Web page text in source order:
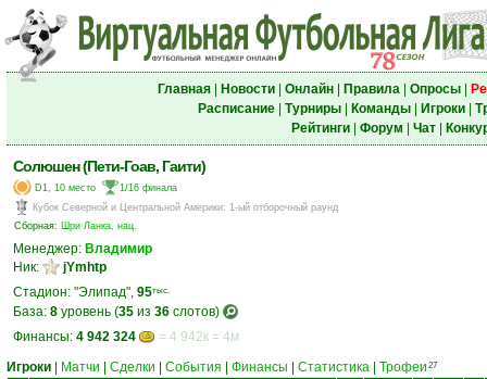
Главная| Новости| Онлайн| Правила| Опросы|
Расписание| Турниры| Команды| Игроки|
Рейтинги| Форум Чат|
Солюшен (Пети-Гоав, Гаити)
D1, 10 место
1/16 финала
Кубок Северной и Центральной Америки: 1-ый отборочный раунд
Сборная: Шри Ланка, нац.
Менеджер: Владимир
Ник:
jYmhtp
Стадион: "Элипад", 95тыс.
База: 8 уровень (35 из 36 слотов)
Финансы: 4 942 324
= 4 942к = 4м
Игроки
Матчи Сделки События Финансы Статистика Трофеи 27